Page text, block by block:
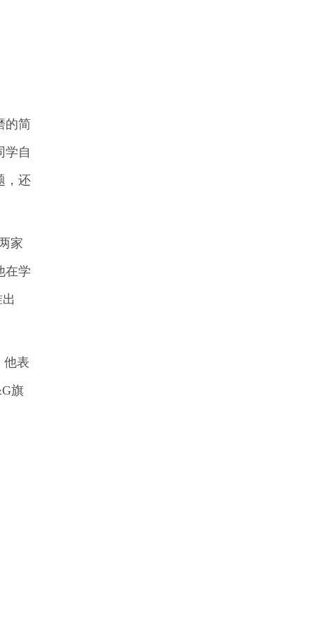
的简
学自
，还
家
在学
他表
旗